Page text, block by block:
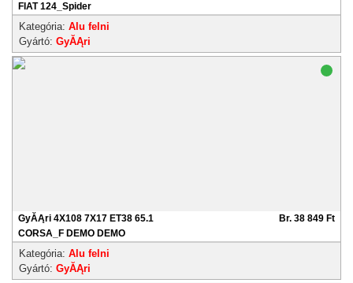
FIAT 124_Spider
Kategória: Alu felni
Gyártó: GyĂĄri
GyĂĄri 4X108 7X17 ET38 65.1
CORSA_F DEMO DEMO
Br. 38 849 Ft
Kategória: Alu felni
Gyártó: GyĂĄri